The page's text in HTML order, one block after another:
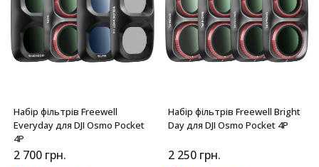
Набір фільтрів Freewell
Everyday для DJI Osmo Pocket
4P
2 700 грн.
Набір фільтрів Freewell Bright
Day для DJI Osmo Pocket 4P
2 250 грн.